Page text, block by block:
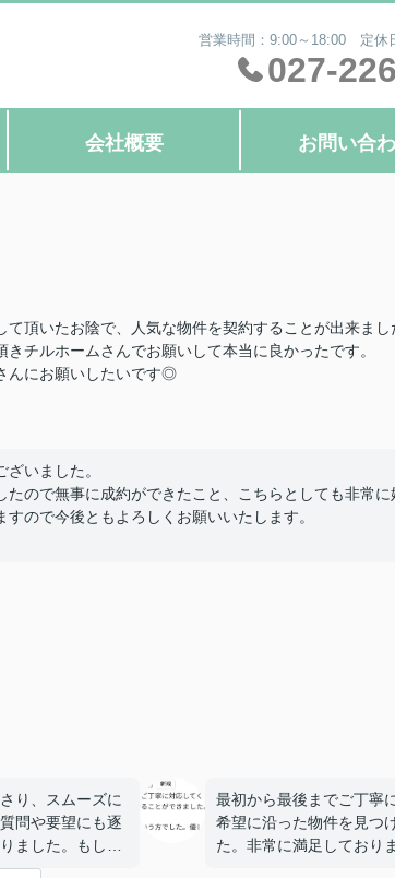
営業時間：9:00～18:00 定休
027-
会社概要 お問い合
頂いたお陰で、人気な物件を契約することが出来まし
チルホームさんでお願いして本当に良かったです。
んにお願いしたいです◎
いました。
たので無事に成約ができたこと、こちらとしても非常に
すので今後ともよろしくお願いいたします。
り、スムーズに
問や要望にも逐
ました。もしま
ひお願いしたい
最初から最後までご丁寧
希望に沿った物件を見つ
た。非常に満足しており